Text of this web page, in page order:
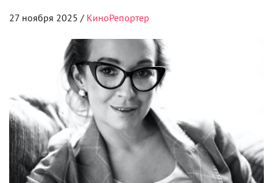
27 ноября 2025 / КиноРепортер